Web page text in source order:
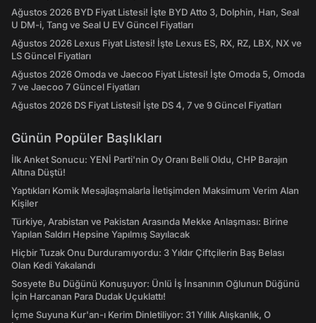
Ağustos 2026 BYD Fiyat Listesi! İşte BYD Atto 3, Dolphin, Han, Seal
U DM-i, Tang ve Seal U EV Güncel Fiyatları
Ağustos 2026 Lexus Fiyat Listesi! İşte Lexus ES, RX, RZ, LBX, NX ve
LS Güncel Fiyatları
Ağustos 2026 Omoda ve Jaecoo Fiyat Listesi! İşte Omoda 5, Omoda
7 ve Jaecoo 7 Güncel Fiyatları
Ağustos 2026 DS Fiyat Listesi! İşte DS 4, 7 ve 9 Güncel Fiyatları
Günün Popüler Başlıkları
İlk Anket Sonucu: YENİ Parti'nin Oy Oranı Belli Oldu, CHP Barajın
Altına Düştü!
Yaptıkları Komik Mesajlaşmalarla İletişimden Maksimum Verim Alan
Kişiler
Türkiye, Arabistan ve Pakistan Arasında Mekke Anlaşması: Birine
Yapılan Saldırı Hepsine Yapılmış Sayılacak
Hiçbir Tuzak Onu Durduramıyordu: 3 Yıldır Çiftçilerin Baş Belası
Olan Kedi Yakalandı
Sosyete Bu Düğünü Konuşuyor: Ünlü İş İnsanının Oğlunun Düğünü
İçin Harcanan Para Dudak Uçuklattı!
İçme Suyuna Kur'an-ı Kerim Dinletiliyor: 31 Yıllık Alışkanlık, O